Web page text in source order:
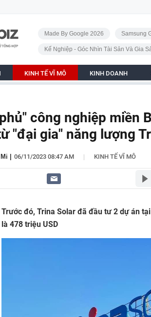
chủ
Made By Google 2026 Samsung
Kế Nghiệp - Góc Nhìn Tài Sản Và Gia
KINH TẾ VĨ MÔ KINH DOANH
công nghiệp miền
"đại gia" năng lượng
06/11/2023 08:47 AM | KINH TẾ VĨ MÔ
Trước đó, Trina Solar đã đầu tư 2 dự án
là 478 triệu USD